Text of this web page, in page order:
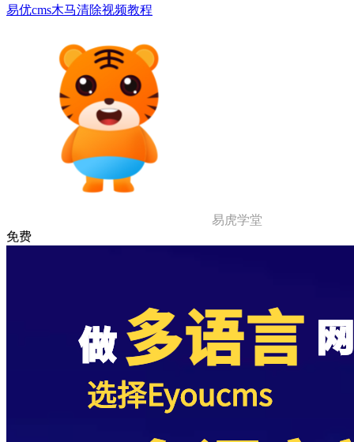
易优cms木马清除视频教程
易虎学堂
免费